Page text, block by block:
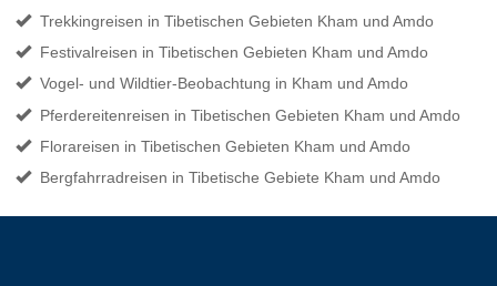
Trekkingreisen in Tibetischen Gebieten Kham und Amdo
Festivalreisen in Tibetischen Gebieten Kham und Amdo
Vogel- und Wildtier-Beobachtung in Kham und Amdo
Pferdereitenreisen in Tibetischen Gebieten Kham und Amdo
Florareisen in Tibetischen Gebieten Kham und Amdo
Bergfahrradreisen in Tibetische Gebiete Kham und Amdo